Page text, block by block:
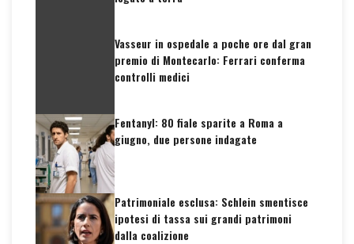
Vasseur in ospedale a poche ore dal gran
premio di Montecarlo: Ferrari conferma
controlli medici
Fentanyl: 80 fiale sparite a Roma a
giugno, due persone indagate
Patrimoniale esclusa: Schlein smentisce
ipotesi di tassa sui grandi patrimoni
dalla coalizione